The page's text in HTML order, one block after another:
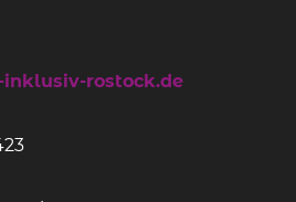
rostock.de